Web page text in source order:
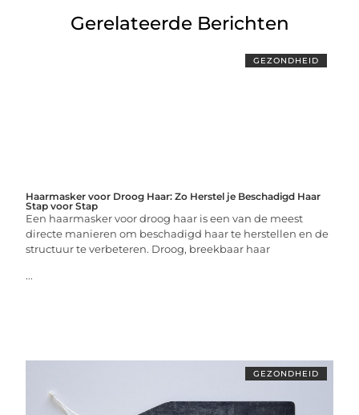
Gerelateerde Berichten
GEZONDHEID
Haarmasker voor Droog Haar: Zo Herstel je Beschadigd Haar
Stap voor Stap
Een haarmasker voor droog haar is een van de meest
directe manieren om beschadigd haar te herstellen en de
structuur te verbeteren. Droog, breekbaar haar
...
GEZONDHEID